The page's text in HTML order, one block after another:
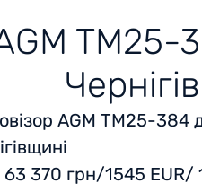
AGM TM25-
63 370 грн/1545 EUR/